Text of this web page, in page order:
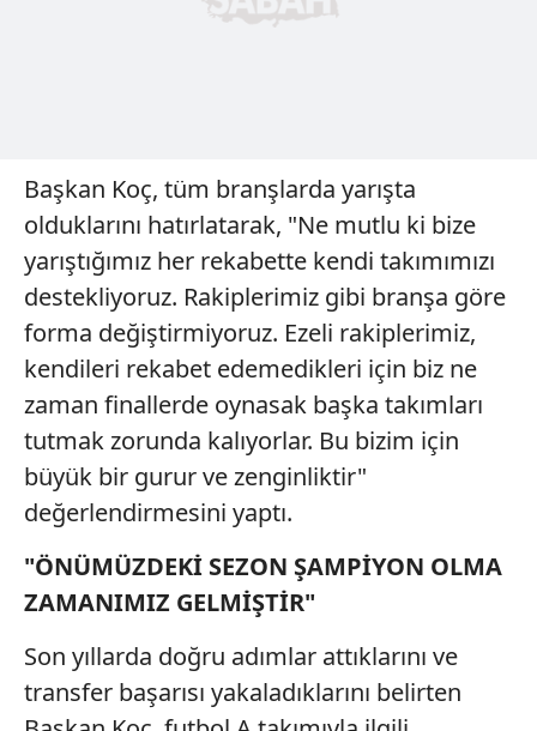
Başkan Koç, tüm branşlarda yarışta
olduklarını hatırlatarak, "Ne mutlu ki bize
yarıştığımız her rekabette kendi takımımızı
destekliyoruz. Rakiplerimiz gibi branşa göre
forma değiştirmiyoruz. Ezeli rakiplerimiz,
kendileri rekabet edemedikleri için biz ne
zaman finallerde oynasak başka takımları
tutmak zorunda kalıyorlar. Bu bizim için
büyük bir gurur ve zenginliktir"
değerlendirmesini yaptı.
"ÖNÜMÜZDEKİ SEZON ŞAMPİYON OLMA
ZAMANIMIZ GELMİŞTİR"
Son yıllarda doğru adımlar attıklarını ve
transfer başarısı yakaladıklarını belirten